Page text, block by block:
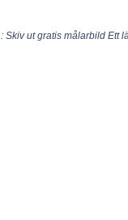
: Skiv ut gratis målarbild Ett